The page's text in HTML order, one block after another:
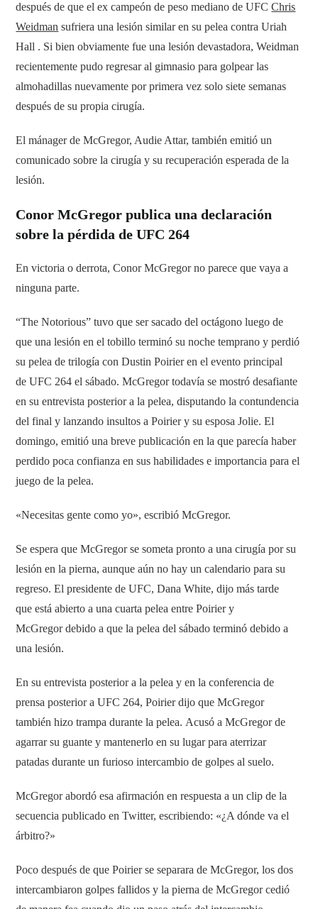
después de que el ex campeón de peso mediano de UFCChris
Weidman sufriera una lesión similar en su pelea contra Uriah
Hall . Si bien obviamente fue una lesión devastadora, Weidman
recientemente pudo regresar al gimnasio para golpear las
almohadillas nuevamente por primera vez solo siete semanas
después de su propia cirugía.
El mánager de McGregor, Audie Attar, también emitió un
comunicado sobre la cirugía y su recuperación esperada de la
lesión.
Conor McGregor publica una declaración
sobre la pérdida de UFC 264
En victoria o derrota, Conor McGregor no parece que vaya a
ninguna parte.
“The Notorious” tuvo que ser sacado del octágono luego de
que una lesión en el tobillo terminó su noche temprano y perdió
su pelea de trilogía con Dustin Poirier en el evento principal
de UFC 264 el sábado. McGregor todavía se mostró desafiante
en su entrevista posterior a la pelea, disputando la contundencia
del final y lanzando insultos a Poirier y su esposa Jolie. El
domingo, emitió una breve publicación en la que parecía haber
perdido poca confianza en sus habilidades e importancia para el
juego de la pelea.
«Necesitas gente como yo», escribió McGregor.
Se espera que McGregor se someta pronto a una cirugía por su
lesión en la pierna, aunque aún no hay un calendario para su
regreso. El presidente de UFC, Dana White, dijo más tarde
que está abierto a una cuarta pelea entre Poirier y
McGregor debido a que la pelea del sábado terminó debido a
una lesión.
En su entrevista posterior a la pelea y en la conferencia de
prensa posterior a UFC 264, Poirier dijo que McGregor
también hizo trampa durante la pelea. Acusó a McGregor de
agarrar su guante y mantenerlo en su lugar para aterrizar
patadas durante un furioso intercambio de golpes al suelo.
McGregor abordó esa afirmación en respuesta a un clip de la
secuencia publicado en Twitter, escribiendo: «¿A dónde va el
árbitro?»
Poco después de que Poirier se separara de McGregor, los dos
intercambiaron golpes fallidos y la pierna de McGregor cedió